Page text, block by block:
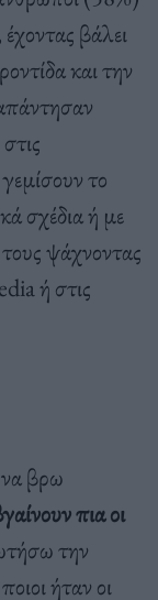
βάλει
και την
το
σχέδια ή με
ψάχνοντας
ή στις
βρω
πια οι
την
ήταν οι